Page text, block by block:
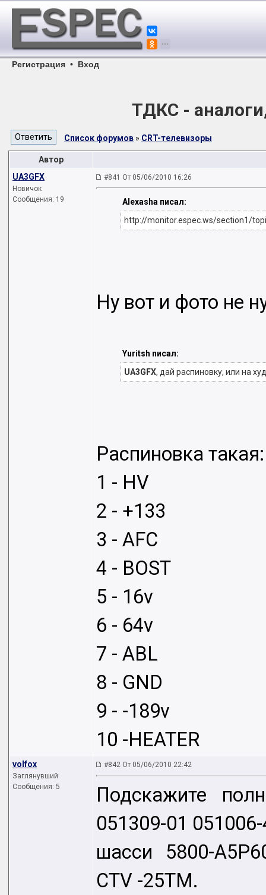
Регистрация • Вход
ТДКС -
Список форумов » CRT-телевизоры
Автор
UA3GFX
Новичок
Сообщения: 19
#841 От 05/06/2010 16:26
Alexasha писал:
http://monitor.espec.ws/section1/
Ну вот и фото не
Yuritsh писал:
UA3GFX, дай распиновку, или на
Распиновка такая:
1 - HV
2 - +133
3 - AFC
4 - BOST
5 - 16v
6 - 64v
7 - ABL
8 - GND
9 - -189v
10 -HEATER
volfox
Заглянувший
Сообщения: 5
#842 От 05/06/2010 22:42
Подскажите
051309-01
шасси 5800-
CTV -25TM.